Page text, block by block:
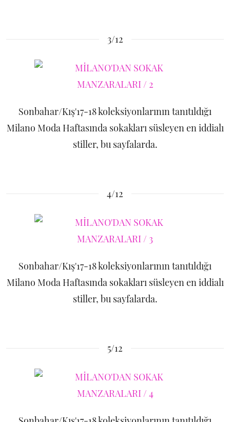
3/12
Sonbahar/Kış'17-18 koleksiyonlarının tanıtıldığı
Milano Moda Haftasında sokakları süsleyen en iddialı
stiller, bu sayfalarda.
4/12
Sonbahar/Kış'17-18 koleksiyonlarının tanıtıldığı
Milano Moda Haftasında sokakları süsleyen en iddialı
stiller, bu sayfalarda.
5/12